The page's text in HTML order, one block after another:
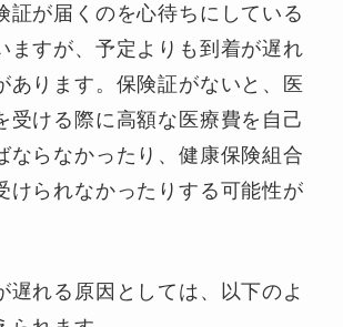
証が届くのを心待ちにしている
ますが、予定よりも到着が遅れ
あります。保険証がないと、医
受ける際に高額な医療費を自己
ならなかったり、健康保険組合
けられなかったりする可能性が
遅れる原因としては、以下のよ